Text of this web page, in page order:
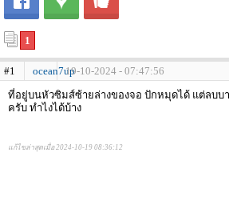
1
#1 ocean7up19-10-2024 - 07:47:56
ที่อยู่บนหัวซิมส์ซ้ายล่างของจอ ปักหมุดได้ แต่ลบบ
ครับ ทำไงได้บ้าง
แก้ไขล่าสุดเมื่อ 2024-10-19 08:36:12